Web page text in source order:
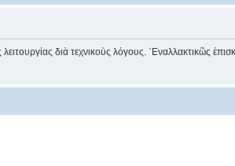
λειτουργίας διὰ τεχνικοὺς λόγους.